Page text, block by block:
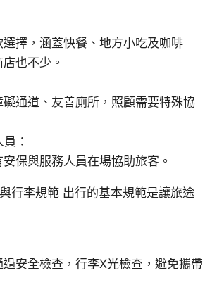
選擇，涵蓋快餐、地方小吃及咖啡
也不少。
礙通道、友善廁所，照顧需要特殊協
：
保與服務人員在場協助旅客。
行李規範 出行的基本規範是讓旅途
過安全檢查，行李X光檢查，避免攜帶